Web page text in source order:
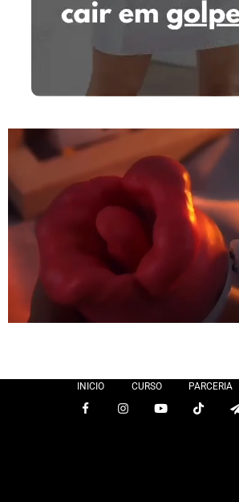
INICIO CURSO PARCERIA